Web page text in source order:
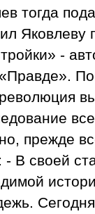
тогда
Яковлеву
-
прежде
В своей